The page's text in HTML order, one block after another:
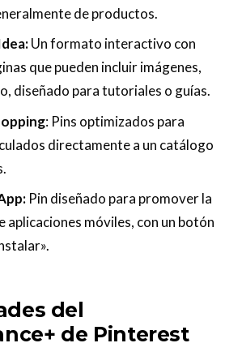
de productos.
Un formato interactivo con
que pueden incluir imágenes,
diseñado para tutoriales o guías.
: Pins optimizados para
directamente a un catálogo
Pin diseñado para promover la
aplicaciones móviles, con un botón
del
de Pinterest